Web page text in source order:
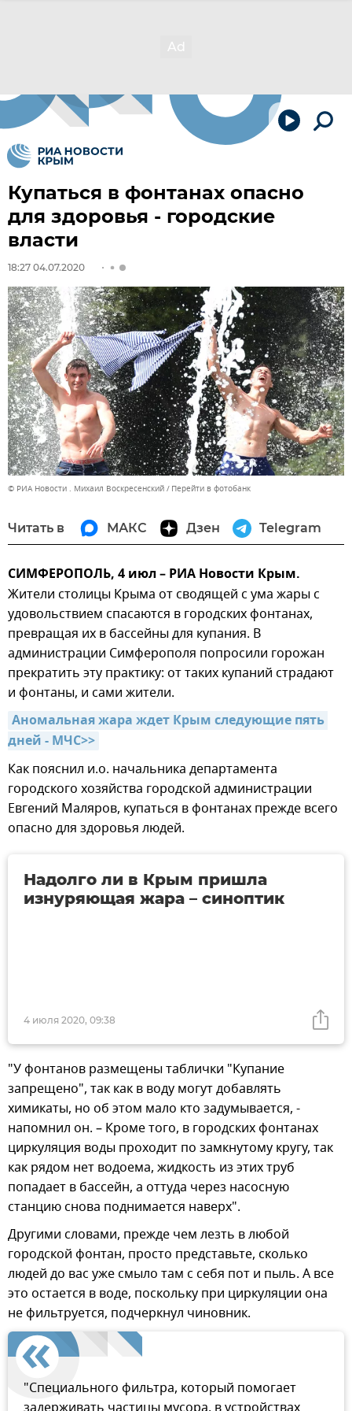
Купаться в фонтанах опасно
для здоровья - городские
власти
18:27 04.07.2020
© РИА Новости . Михаил Воскресенский Перейти в фотобанк
Читать в МАКС Дзен Telegram
СИМФЕРОПОЛЬ, 4 июл – РИА Новости Крым.
Жители столицы Крыма от сводящей с ума жары с
удовольствием спасаются в городских фонтанах,
превращая их в бассейны для купания. В
администрации Симферополя попросили горожан
прекратить эту практику: от таких купаний страдают
и фонтаны, и сами жители.
Аномальная жара ждет Крым следующие пять
дней - МЧС>>
Как пояснил и.о. начальника департамента
городского хозяйства городской администрации
Евгений Маляров, купаться в фонтанах прежде всего
опасно для здоровья людей.
4 июля 2020, 09:38
Надолго ли в Крым пришла
изнуряющая жара – синоптик
"У фонтанов размещены таблички "Купание
запрещено", так как в воду могут добавлять
химикаты, но об этом мало кто задумывается, -
напомнил он. – Кроме того, в городских фонтанах
циркуляция воды проходит по замкнутому кругу, так
как рядом нет водоема, жидкость из этих труб
попадает в бассейн, а оттуда через насосную
станцию снова поднимается наверх".
Другими словами, прежде чем лезть в любой
городской фонтан, просто представьте, сколько
людей до вас уже смыло там с себя пот и пыль. А все
это остается в воде, поскольку при циркуляции она
не фильтруется, подчеркнул чиновник.
"Специального фильтра, который помогает